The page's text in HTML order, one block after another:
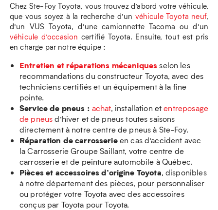
Chez Ste-Foy Toyota, vous trouvez d’abord votre véhicule,
que vous soyez à la recherche d’un véhicule Toyota neuf,
d’un VUS Toyota, d’une camionnette Tacoma ou d’un
véhicule d’occasion certifié Toyota. Ensuite, tout est pris
en charge par notre équipe :
Entretien et réparations mécaniquesselon les
recommandations du constructeur Toyota, avec des
techniciens certifiés et un équipement à la fine
pointe.
Service de pneus : achat, installation etentreposage
de pneusd’hiver et de pneus toutes saisons
directement à notre centre de pneus à Ste-Foy.
Réparation de carrosserieen cas d’accident avec
la Carrosserie Groupe Saillant, votre centre de
carrosserie et de peinture automobile à Québec.
Pièces et accessoires d’origine Toyota, disponibles
à notre département des pièces, pour personnaliser
ou protéger votre Toyota avec des accessoires
conçus par Toyota pour Toyota.